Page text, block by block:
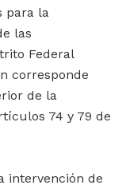
para la
las
Federal
corresponde
de la
74 y 79 de
intervención de